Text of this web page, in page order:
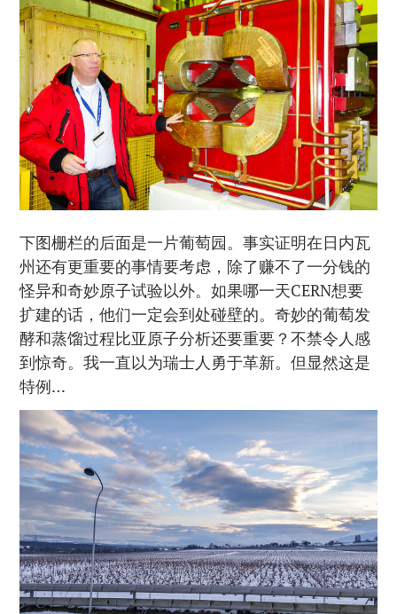
下图栅栏的后面是一片葡萄园。事实证明在日内瓦
州还有更重要的事情要考虑，除了赚不了一分钱的
怪异和奇妙原子试验以外。如果哪一天CERN想要
扩建的话，他们一定会到处碰壁的。奇妙的葡萄发
酵和蒸馏过程比亚原子分析还要重要？不禁令人感
到惊奇。我一直以为瑞士人勇于革新。但显然这是
特例…